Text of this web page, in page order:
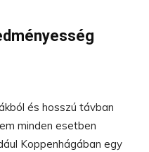
és hosszú távban
minden esetben
Koppenhágában egy